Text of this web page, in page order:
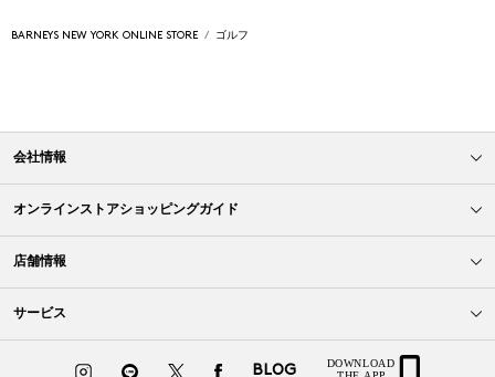
BARNEYS NEW YORK ONLINE STORE ゴルフ
会社情報
オンラインストアショッピングガイド
店舗情報
サービス
BLOG